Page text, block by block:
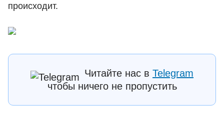
происходит.
Читайте нас в Telegram
чтобы ничего не пропустить